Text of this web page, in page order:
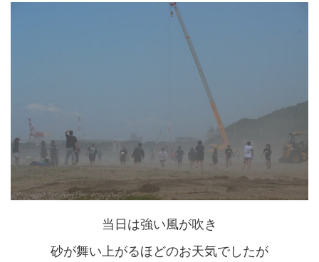
当日は強い風が吹き
砂が舞い上がるほどのお天気でしたが